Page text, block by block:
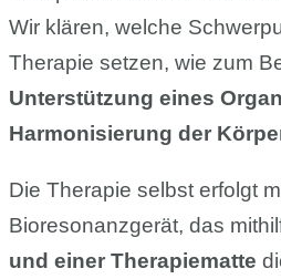
Wir klären, welche
Therapie setzen, wie zum
Unterstützung eines
Harmonisierung der
Die Therapie selbst erfolgt
Bioresonanzgerät, das
und einer Therapiematte